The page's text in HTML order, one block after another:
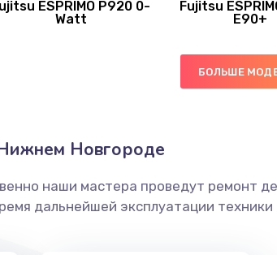
ESPRIMO P920 0-
Watt
Fujitsu
E90+
БОЛЬШЕ
Новгороде
наши мастера проведут ремонт
дальнейшей эксплуатации